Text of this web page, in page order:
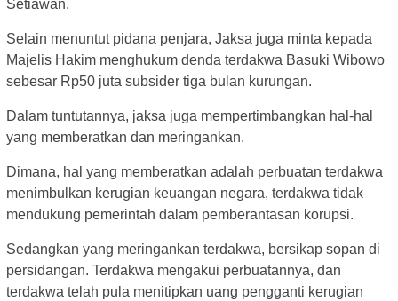
Setiawan.
Selain menuntut pidana penjara, Jaksa juga minta kepada
Majelis Hakim menghukum denda terdakwa Basuki Wibowo
sebesar Rp50 juta subsider tiga bulan kurungan.
Dalam tuntutannya, jaksa juga mempertimbangkan hal-hal
yang memberatkan dan meringankan.
Dimana, hal yang memberatkan adalah perbuatan terdakwa
menimbulkan kerugian keuangan negara, terdakwa tidak
mendukung pemerintah dalam pemberantasan korupsi.
Sedangkan yang meringankan terdakwa, bersikap sopan di
persidangan. Terdakwa mengakui perbuatannya, dan
terdakwa telah pula menitipkan uang pengganti kerugian